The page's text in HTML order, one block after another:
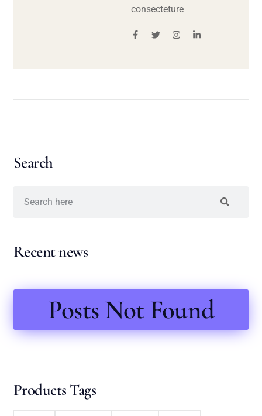
consecteture
Search
Recent news
Posts Not Found
Products Tags